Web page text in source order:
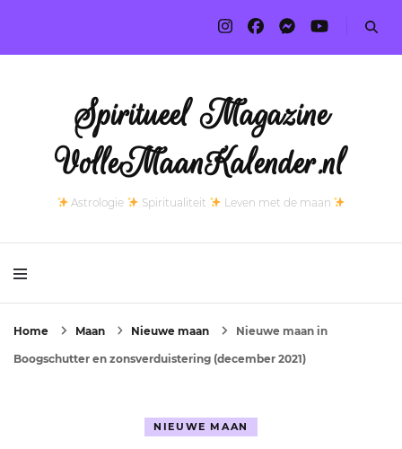
Spiritueel Magazine
VolleMaanKalender.nl
Astrologie Spiritualiteit Leven met de maan
Home Maan Nieuwe maan Nieuwe maan in
Boogschutter en zonsverduistering (december 2021)
NIEUWE MAAN